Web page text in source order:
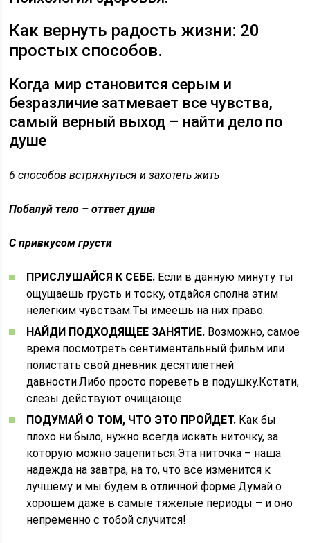
Как вернуть радость жизни: 20
простых способов.
Когда мир становится серым и
безразличие затмевает все чувства,
самый верный выход – найти дело по
душе
6 способов встряхнуться и захотеть жить
Побалуй тело – оттает душа
С привкусом грусти
ПРИСЛУШАЙСЯ К СЕБЕ. Если в данную минуту ты
ощущаешь грусть и тоску, отдайся сполна этим
нелегким чувствам.Ты имеешь на них право.
НАЙДИ ПОДХОДЯЩЕЕ ЗАНЯТИЕ. Возможно, самое
время посмотреть сентиментальный фильм или
полистать свой дневник десятилетней
давности.Либо просто пореветь в подушку.Кстати,
слезы действуют очищающе.
ПОДУМАЙ О ТОМ, ЧТО ЭТО ПРОЙДЕТ. Как бы
плохо ни было, нужно всегда искать ниточку, за
которую можно зацепиться.Эта ниточка – наша
надежда на завтра, на то, что все изменится к
лучшему и мы будем в отличной форме.Думай о
хорошем даже в самые тяжелые периоды – и оно
непременно с тобой случится!